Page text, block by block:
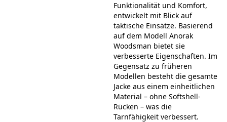
Funktionalität und Komfort,
entwickelt mit Blick auf
taktische Einsätze. Basierend
auf dem Modell Anorak
Woodsman bietet sie
verbesserte Eigenschaften. Im
Gegensatz zu früheren
Modellen besteht die gesamte
Jacke aus einem einheitlichen
Material – ohne Softshell-
Rücken – was die
Tarnfähigkeit verbessert.